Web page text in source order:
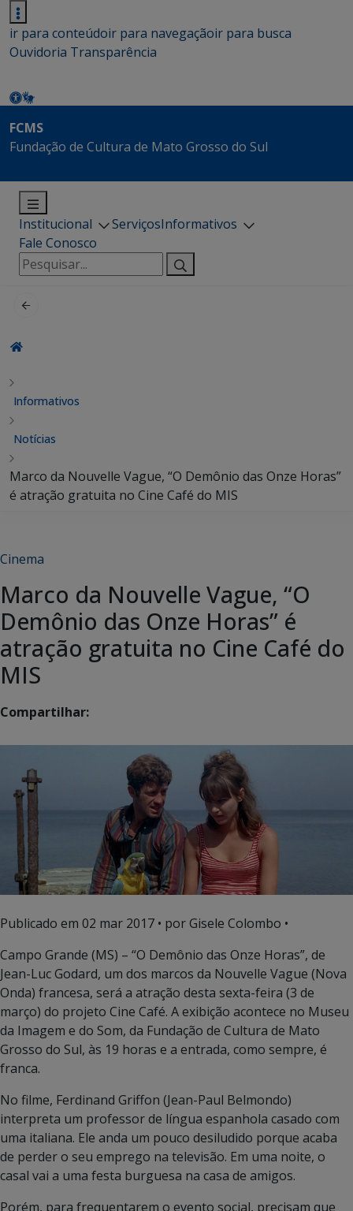
ir para conteúdoir para navegaçãoir para busca
Ouvidoria Transparência
FCMS
Fundação de Cultura de Mato Grosso do Sul
Institucional ServiçosInformativos
Fale Conosco
Pesquisar
por:
Informativos
Notícias
Marco da Nouvelle Vague, “O Demônio das Onze Horas”
é atração gratuita no Cine Café do MIS
Cinema
Marco da Nouvelle Vague, “O
Demônio das Onze Horas” é
atração gratuita no Cine Café do
MIS
Compartilhar:
Publicado em 02 mar 2017 • por Gisele Colombo •
Campo Grande (MS) – “O Demônio das Onze Horas”, de
Jean-Luc Godard, um dos marcos da Nouvelle Vague (Nova
Onda) francesa, será a atração desta sexta-feira (3 de
março) do projeto Cine Café. A exibição acontece no Museu
da Imagem e do Som, da Fundação de Cultura de Mato
Grosso do Sul, às 19 horas e a entrada, como sempre, é
franca.
No filme, Ferdinand Griffon (Jean-Paul Belmondo)
interpreta um professor de língua espanhola casado com
uma italiana. Ele anda um pouco desiludido porque acaba
de perder o seu emprego na televisão. Em uma noite, o
casal vai a uma festa burguesa na casa de amigos.
Porém, para frequentarem o evento social, precisam que